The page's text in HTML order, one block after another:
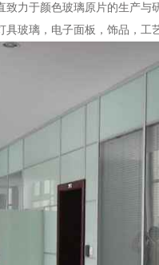
致力于颜色玻璃原片的生产
玻璃，电子面板，饰品，工